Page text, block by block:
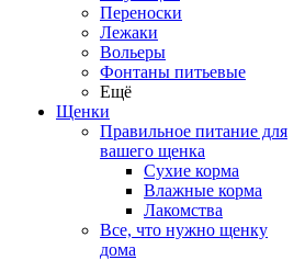
Переноски
Лежаки
Вольеры
Фонтаны питьевые
Ещё
Щенки
Правильное питание для
вашего щенка
Сухие корма
Влажные корма
Лакомства
Все, что нужно щенку
дома